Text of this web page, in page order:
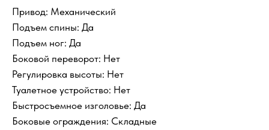
Привод: Механический
Подъем спины: Да
Подъем ног: Да
Боковой переворот: Нет
Регулировка высоты: Нет
Туалетное устройство: Нет
Быстросъемное изголовье: Да
Боковые ограждения: Складные